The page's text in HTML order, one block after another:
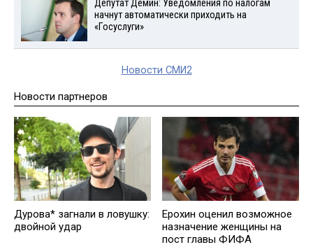
Депутат Демин: Уведомления по налогам
начнут автоматически приходить на
«Госуслуги»
Новости СМИ2
Новости партнеров
Дурова* загнали в ловушку:
двойной удар
Ерохин оценил возможное
назначение женщины на
пост главы ФИФА